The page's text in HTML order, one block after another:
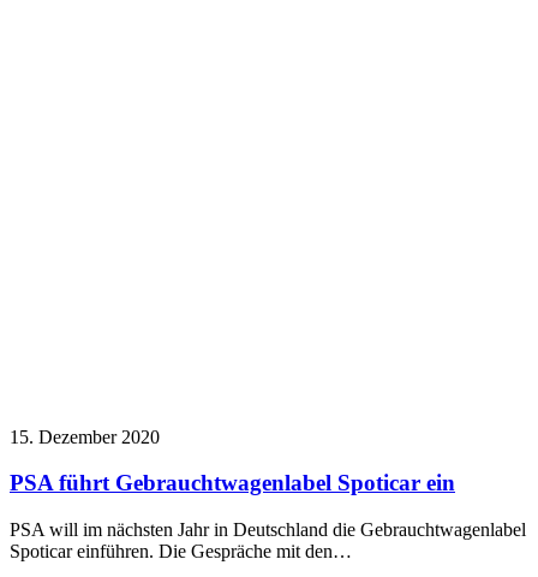
15. Dezember 2020
PSA führt Gebrauchtwagenlabel Spoticar ein
PSA will im nächsten Jahr in Deutschland die Gebrauchtwagenlabel
Spoticar einführen. Die Gespräche mit den…